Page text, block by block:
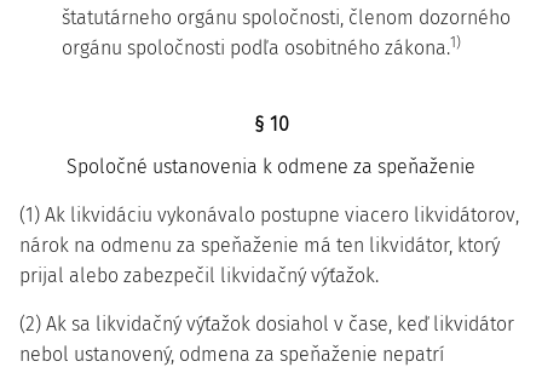
štatutárneho orgánu spoločnosti, členom dozorného
orgánu spoločnosti podľa osobitného zákona.1)
§ 10
Spoločné ustanovenia k odmene za speňaženie
(1) Ak likvidáciu vykonávalo postupne viacero likvidátorov,
nárok na odmenu za speňaženie má ten likvidátor, ktorý
prijal alebo zabezpečil likvidačný výťažok.
(2) Ak sa likvidačný výťažok dosiahol v čase, keď likvidátor
nebol ustanovený, odmena za speňaženie nepatrí